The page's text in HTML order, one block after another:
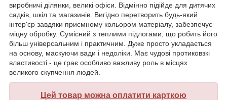
виробничі ділянки, великі офіси. Відмінно підійде для дитячих
садків, шкіл та магазинів. Вигідно перетворить будь-який
інтер'єр завдяки приємному кольором матеріалу, забезпечує
міцну обробку. Сумісний з теплими підлогами, що робить його
більш універсальним і практичним. Дуже просто укладається
на основу, маскуючи вади і недоліки. Має чудові протиковзкі
властивості - це грає особливо важливу роль в місцях
великого скупчення людей.
Цей товар можна оплатити карткою